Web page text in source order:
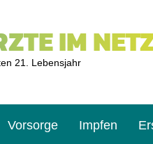
IM
21. Lebensjahr
Vorsorge Impfen